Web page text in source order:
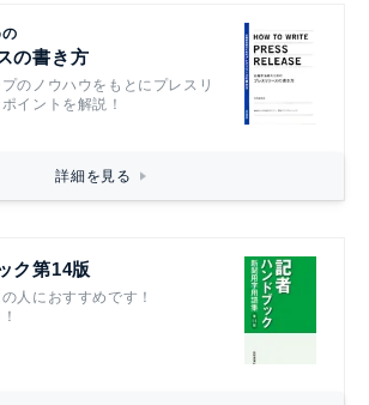
の書き方
のノウハウをもとにプレスリ
イントを解説！
詳細を見る
ク第14版
人におすすめです！